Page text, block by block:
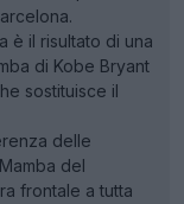
è il risultato di una
di Kobe Bryant
sostituisce il
delle
del
frontale a tutta